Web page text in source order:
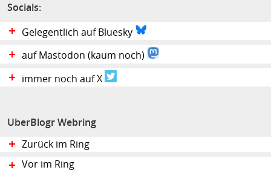
Socials:
Gelegentlich auf Bluesky
auf Mastodon (kaum noch)
immer noch auf X
UberBlogr Webring
Zurück im Ring
Vor im Ring